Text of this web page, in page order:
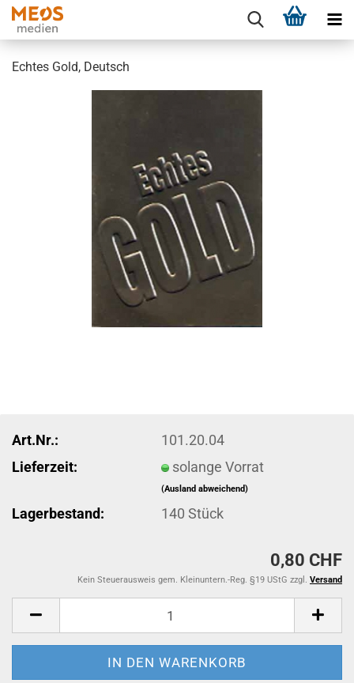
Echtes Gold, Deutsch
Art.Nr.:
101.20.04
Lieferzeit:
solange Vorrat
(Ausland abweichend)
Lagerbestand: 140Stück
0,80 CHF
Kein Steuerausweis gem. Kleinuntern.-Reg. §19 UStG zzgl. Versand